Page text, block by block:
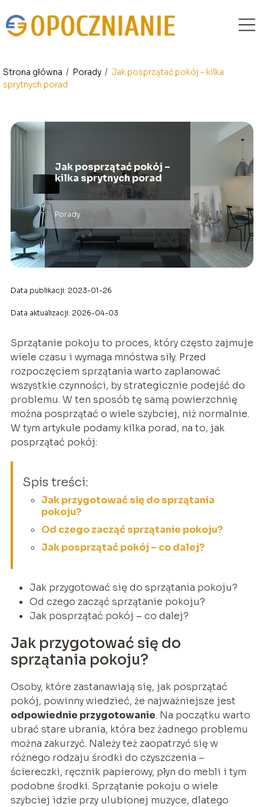
Strona główna / Porady / Jak posprzątać pokój – kilka
sprytnych porad
Jak posprzątać pokój –
kilka sprytnych porad
Porady
Data publikacji: 2023-01-26
Data aktualizacji: 2026-04-03
Sprzątanie pokoju to proces, który często zajmuje
wiele czasu i wymaga mnóstwa siły. Przed
rozpoczęciem sprzątania warto zaplanować
wszystkie czynności, by strategicznie podejść do
problemu. W ten sposób tę samą powierzchnię
można posprzątać o wiele szybciej, niż normalnie.
W tym artykule podamy kilka porad, na to, jak
posprzątać pokój:
Spis treści:
Jak przygotować się do sprzątania
pokoju?
Od czego zacząć sprzątanie pokoju?
Jak posprzątać pokój – co dalej?
Jak przygotować się do sprzątania pokoju?
Od czego zacząć sprzątanie pokoju?
Jak posprzątać pokój – co dalej?
Jak przygotować się do
sprzątania pokoju?
Osoby, które zastanawiają się, jak posprzątać
pokój, powinny wiedzieć, że najważniejsze jest
odpowiednie przygotowanie. Na początku warto
ubrać stare ubrania, która bez żadnego problemu
można zakurzyć. Należy też zaopatrzyć się w
różnego rodzaju środki do czyszczenia –
ściereczki, ręcznik papierowy, płyn do mebli i tym
podobne środki. Sprzątanie pokoju o wiele
szybciej idzie przy ulubionej muzyce, dlatego